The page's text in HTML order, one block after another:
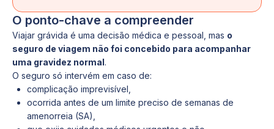
O ponto-chave a compreender
Viajar grávida é uma decisão médica e pessoal, mas o
seguro de viagem não foi concebido para acompanhar
uma gravidez normal.
O seguro só intervém em caso de:
complicação imprevisível,
ocorrida antes de um limite preciso de semanas de
amenorreia (SA),